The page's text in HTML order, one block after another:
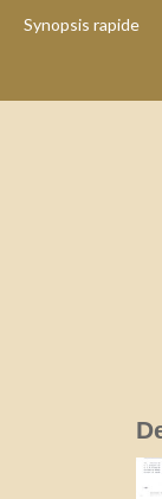
Synopsis rapide